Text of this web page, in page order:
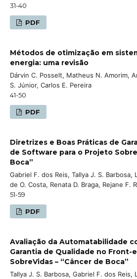
31-40
PDF
Métodos de otimização em
energia: uma revisão
Dárvin C. Posselt, Matheus N. Amorim,
S. Júnior, Carlos E. Pereira
41-50
PDF
Diretrizes e Boas Práticas de
de Software para o Projeto
Boca”
Gabriel F. dos Reis, Tallya J. S. Barbosa,
de O. Costa, Renata D. Braga, Rejane F.
51-59
PDF
Avaliação da Automatabilidade
Garantia de Qualidade no Front-
SobreVidas – “Câncer de Boca”
Tallya J. S. Barbosa, Gabriel F. dos Reis,